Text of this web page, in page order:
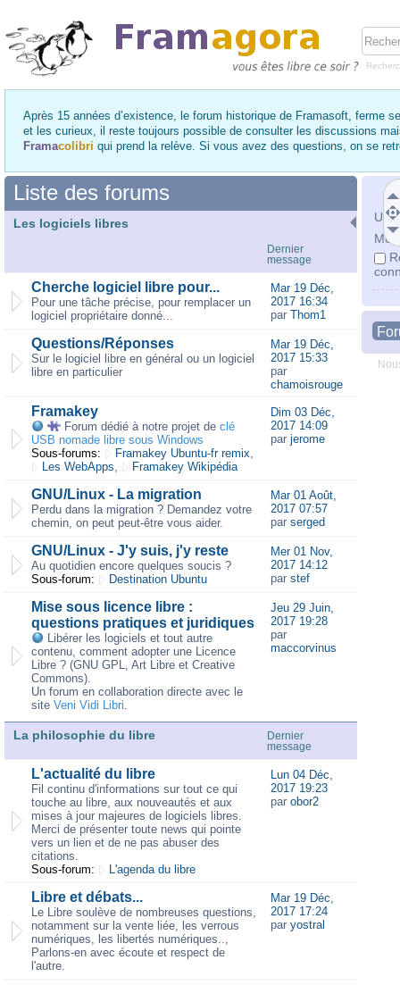
Après 15 années d’existence, le forum historique de Framasoft, ferme
et les curieux, il reste toujours possible de consulter les discussions
Framacolibri qui prend la relève. Si vous avez des questions, on se
Mot
Liste des forums
Les logiciels libres
Dernier
message
Cherche logiciel libre pour...
Pour une tâche précise, pour remplacer un
logiciel propriétaire donné...
Mar 19 Déc,
2017 16:34
par Thom1
Questions/Réponses
Sur le logiciel libre en général ou un logiciel
libre en particulier
Mar 19 Déc,
2017 15:33
par
chamoisrouge
Framakey
Forum dédié à notre projet de clé
USB nomade libre sous Windows
Sous-forums:
Framakey Ubuntu-fr remix,
Les WebApps, Framakey Wikipédia
Dim 03 Déc,
2017 14:09
par jerome
GNU/Linux - La migration
Perdu dans la migration ? Demandez votre
chemin, on peut peut-être vous aider.
Mar 01 Août,
2017 07:57
par serged
GNU/Linux - J'y suis, j'y reste
Au quotidien encore quelques soucis ?
Sous-forum:
Destination Ubuntu
Mer 01 Nov,
2017 14:12
par stef
Mise sous licence libre :
questions pratiques et juridiques
Libérer les logiciels et tout autre
contenu, comment adopter une Licence
Libre ? (GNU GPL, Art Libre et Creative
Commons).
Un forum en collaboration directe avec le
site Veni Vidi Libri.
Jeu 29 Juin,
2017 19:28
par
maccorvinus
La philosophie du libre
Dernier
message
L'actualité du libre
Fil continu d'informations sur tout ce qui
touche au libre, aux nouveautés et aux
mises à jour majeures de logiciels libres.
Merci de présenter toute news qui pointe
vers un lien et de ne pas abuser des
citations.
Sous-forum:
L'agenda du libre
Lun 04 Déc,
2017 19:23
par obor2
Libre et débats...
Le Libre soulève de nombreuses questions,
notamment sur la vente liée, les verrous
numériques, les libertés numériques..,
Parlons-en avec écoute et respect de
l'autre.
Mar 19 Déc,
2017 17:24
par yostral